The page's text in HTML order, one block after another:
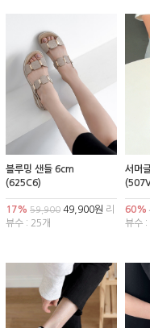
블루밍 샌들 6cm
(625C6)
17% 59,900 49,900원 리
뷰수 : 25개
서머
60%
뷰수 :